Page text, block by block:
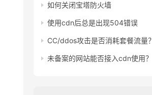
如何关闭宝塔防火墙
使用cdn后总是出现504错误
CC/ddos攻击是否消耗套餐流量？
未备案的网站能否接入cdn使用？